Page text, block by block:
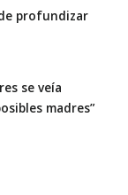
profundizar
se veía
madres”